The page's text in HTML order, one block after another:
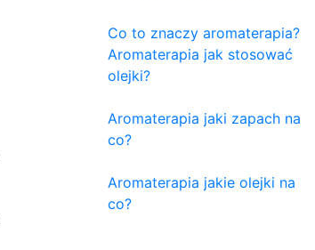
Co to znaczy aromaterapia?
Aromaterapia jak stosować
olejki?
Aromaterapia jaki zapach na
co?
Aromaterapia jakie olejki na
co?